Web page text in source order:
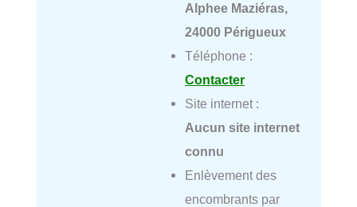
Alphee Maziéras,
24000 Périgueux
Téléphone :
Contacter
Site internet :
Aucun site internet
connu
Enlèvement des
encombrants par